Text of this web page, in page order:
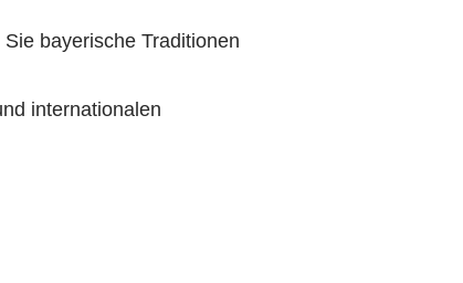
bayerische Traditionen
internationalen